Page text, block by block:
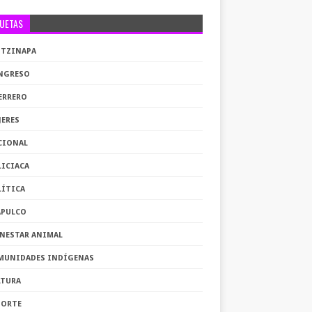
ANIMAL
INDÍGENAS